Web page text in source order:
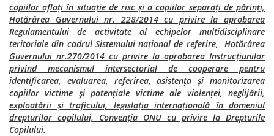
copiilor aflați în situație de risc și a copiilor separați de părinți,
Hotărârea Guvernului nr. 228/2014 cu privire la aprobarea
Regulamentului de activitate al echipelor multidisciplinare
teritoriale din cadrul Sistemului național de referire, Hotărârea
Guvernului nr.270/2014 cu privire la aprobarea Instrucțiunilor
privind mecanismul intersectorial de cooperare pentru
identificarea, evaluarea, referirea, asistența şi monitorizarea
copiilor victime şi potențiale victime ale violenței, neglijării,
exploatării şi traficului, legislația internațională în domeniul
drepturilor copilului, Convenția ONU cu privire la Drepturile
Copilului.